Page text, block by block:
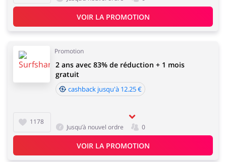
VOIR LA PROMOTION
Promotion
1178
2 ans avec 83% de réduction + 1 mois
gratuit
cashback jusqu'à 12.25 €
Jusqu’à nouvel ordre 0
VOIR LA PROMOTION